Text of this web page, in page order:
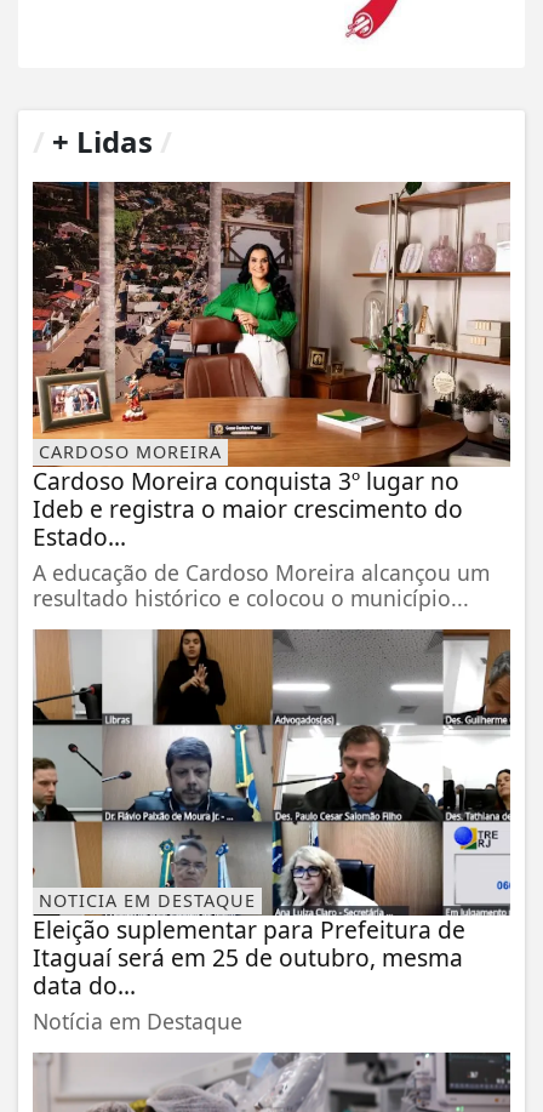
+ Lidas
CARDOSO MOREIRA
Cardoso Moreira conquista 3º lugar no
Ideb e registra o maior crescimento do
Estado...
A educação de Cardoso Moreira alcançou um
resultado histórico e colocou o município...
NOTICIA EM DESTAQUE
Eleição suplementar para Prefeitura de
Itaguaí será em 25 de outubro, mesma
data do...
Notícia em Destaque